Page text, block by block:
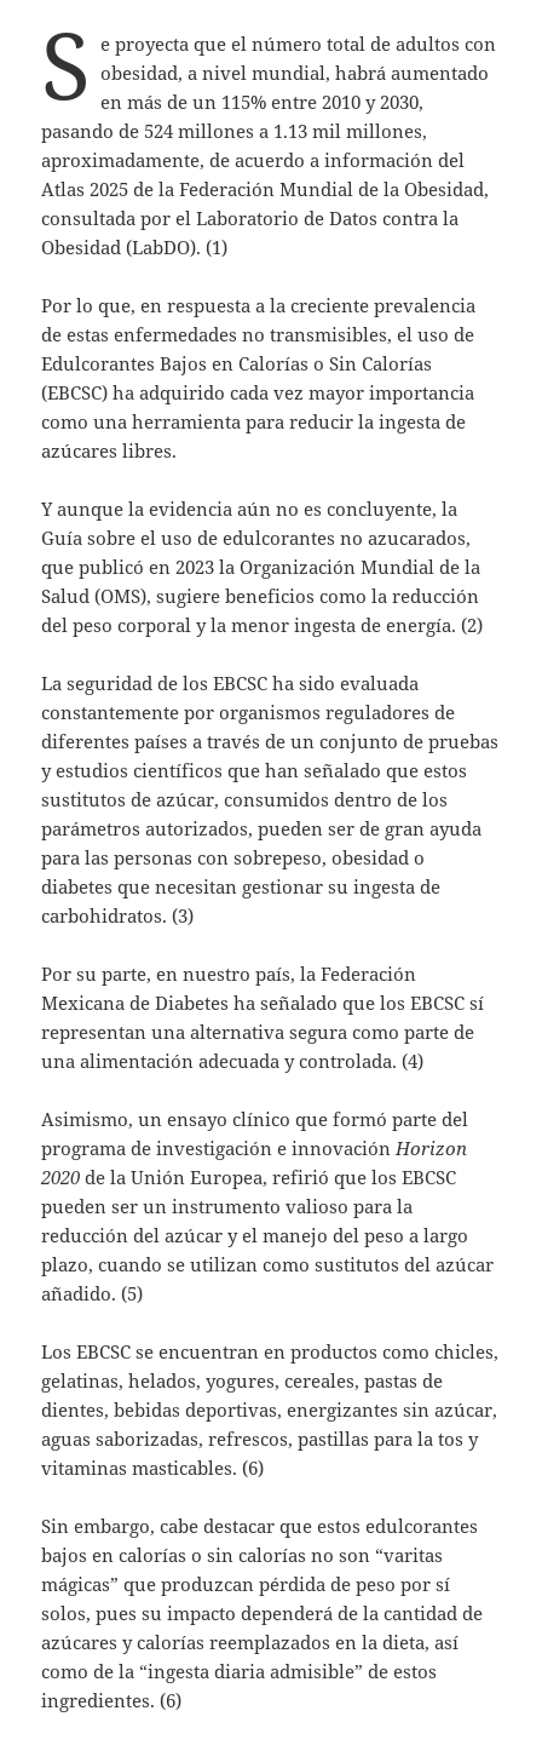
S e proyecta que el número total de adultos con
obesidad, a nivel mundial, habrá aumentado
en más de un 115% entre 2010 y 2030,
pasando de 524 millones a 1.13 mil millones,
aproximadamente, de acuerdo a información del
Atlas 2025 de la Federación Mundial de la Obesidad,
consultada por el Laboratorio de Datos contra la
Obesidad (LabDO). (1)
Por lo que, en respuesta a la creciente prevalencia
de estas enfermedades no transmisibles, el uso de
Edulcorantes Bajos en Calorías o Sin Calorías
(EBCSC) ha adquirido cada vez mayor importancia
como una herramienta para reducir la ingesta de
azúcares libres.
Y aunque la evidencia aún no es concluyente, la
Guía sobre el uso de edulcorantes no azucarados,
que publicó en 2023 la Organización Mundial de la
Salud (OMS), sugiere beneficios como la reducción
del peso corporal y la menor ingesta de energía. (2)
La seguridad de los EBCSC ha sido evaluada
constantemente por organismos reguladores de
diferentes países a través de un conjunto de pruebas
y estudios científicos que han señalado que estos
sustitutos de azúcar, consumidos dentro de los
parámetros autorizados, pueden ser de gran ayuda
para las personas con sobrepeso, obesidad o
diabetes que necesitan gestionar su ingesta de
carbohidratos. (3)
Por su parte, en nuestro país, la Federación
Mexicana de Diabetes ha señalado que los EBCSC sí
representan una alternativa segura como parte de
una alimentación adecuada y controlada. (4)
Asimismo, un ensayo clínico que formó parte del
programa de investigación e innovación Horizon
2020 de la Unión Europea, refirió que los EBCSC
pueden ser un instrumento valioso para la
reducción del azúcar y el manejo del peso a largo
plazo, cuando se utilizan como sustitutos del azúcar
añadido. (5)
Los EBCSC se encuentran en productos como chicles,
gelatinas, helados, yogures, cereales, pastas de
dientes, bebidas deportivas, energizantes sin azúcar,
aguas saborizadas, refrescos, pastillas para la tos y
vitaminas masticables. (6)
Sin embargo, cabe destacar que estos edulcorantes
bajos en calorías o sin calorías no son “varitas
mágicas” que produzcan pérdida de peso por sí
solos, pues su impacto dependerá de la cantidad de
azúcares y calorías reemplazados en la dieta, así
como de la “ingesta diaria admisible” de estos
ingredientes. (6)